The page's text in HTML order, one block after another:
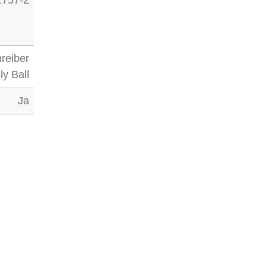
Ball
Ja